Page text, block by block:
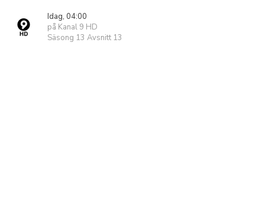
Idag, 04:00
på Kanal 9 HD
Säsong 13 Avsnitt 13